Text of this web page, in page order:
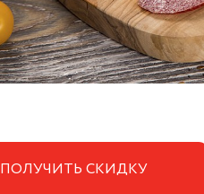
ПОЛУЧИТЬ СКИДКУ